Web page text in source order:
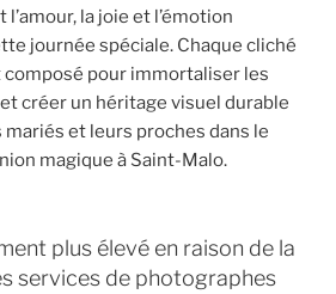
la joie et l’émotion
journée spéciale. Chaque cliché
pour immortaliser les
créer un héritage visuel durable
et leurs proches dans le
magique à Saint-Malo.
plus élevé en raison de la
services de photographes